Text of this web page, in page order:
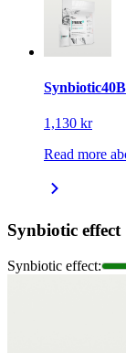
1,130 kr
Read more
Synbiotic effect
Synbiotic effect: